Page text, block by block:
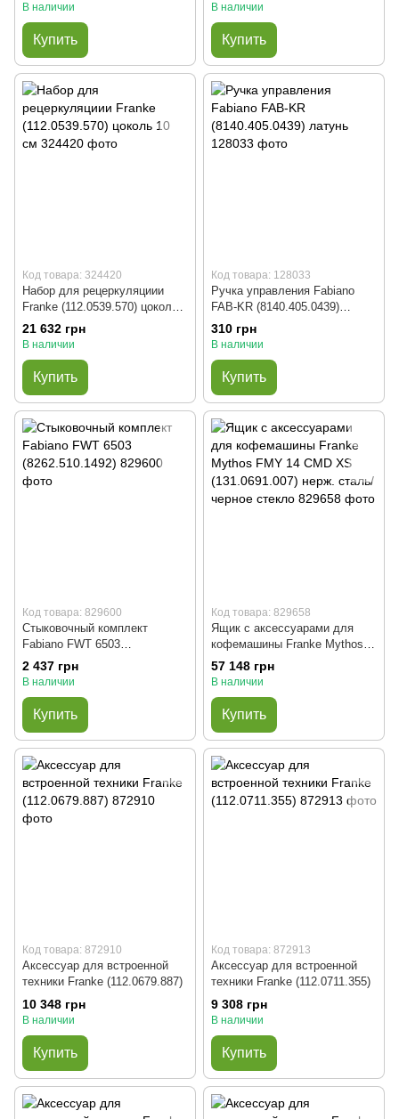
В наличии
Купить
В наличии
Купить
Код товара: 324420
Набор для рецеркуляциии
Franke (112.0539.570) цоколь
10 см
21 632 грн
В наличии
Купить
Код товара: 128033
Ручка управления Fabiano
FAB-KR (8140.405.0439)
латунь
310 грн
В наличии
Купить
Код товара: 829600
Стыковочный комплект
Fabiano FWT 6503
(8262.510.1492)
2 437 грн
В наличии
Купить
Код товара: 829658
Ящик с аксессуарами для
кофемашины Franke Mythos
FMY 14 CMD XS
(131.0691.007) нерж. сталь/
57 148 грн
В наличии
Купить
Код товара: 872910
Аксессуар для встроенной
техники Franke (112.0679.887)
10 348 грн
В наличии
Купить
Код товара: 872913
Аксессуар для встроенной
техники Franke (112.0711.355)
9 308 грн
В наличии
Купить